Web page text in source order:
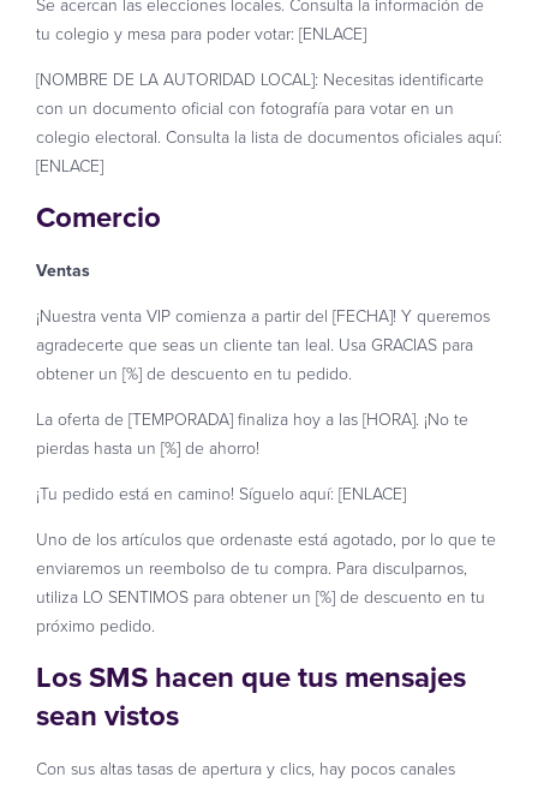
Se acercan las elecciones locales. Consulta la información de
tu colegio y mesa para poder votar: [ENLACE]
[NOMBRE DE LA AUTORIDAD LOCAL]: Necesitas identificarte
con un documento oficial con fotografía para votar en un
colegio electoral. Consulta la lista de documentos oficiales aquí:
[ENLACE]
Comercio
Ventas
¡Nuestra venta VIP comienza a partir del [FECHA]! Y queremos
agradecerte que seas un cliente tan leal. Usa GRACIAS para
obtener un [%] de descuento en tu pedido.
La oferta de [TEMPORADA] finaliza hoy a las [HORA]. ¡No te
pierdas hasta un [%] de ahorro!
¡Tu pedido está en camino! Síguelo aquí: [ENLACE]
Uno de los artículos que ordenaste está agotado, por lo que te
enviaremos un reembolso de tu compra. Para disculparnos,
utiliza LO SENTIMOS para obtener un [%] de descuento en tu
próximo pedido.
Los SMS hacen que tus mensajes
sean vistos
Con sus altas tasas de apertura y clics, hay pocos canales